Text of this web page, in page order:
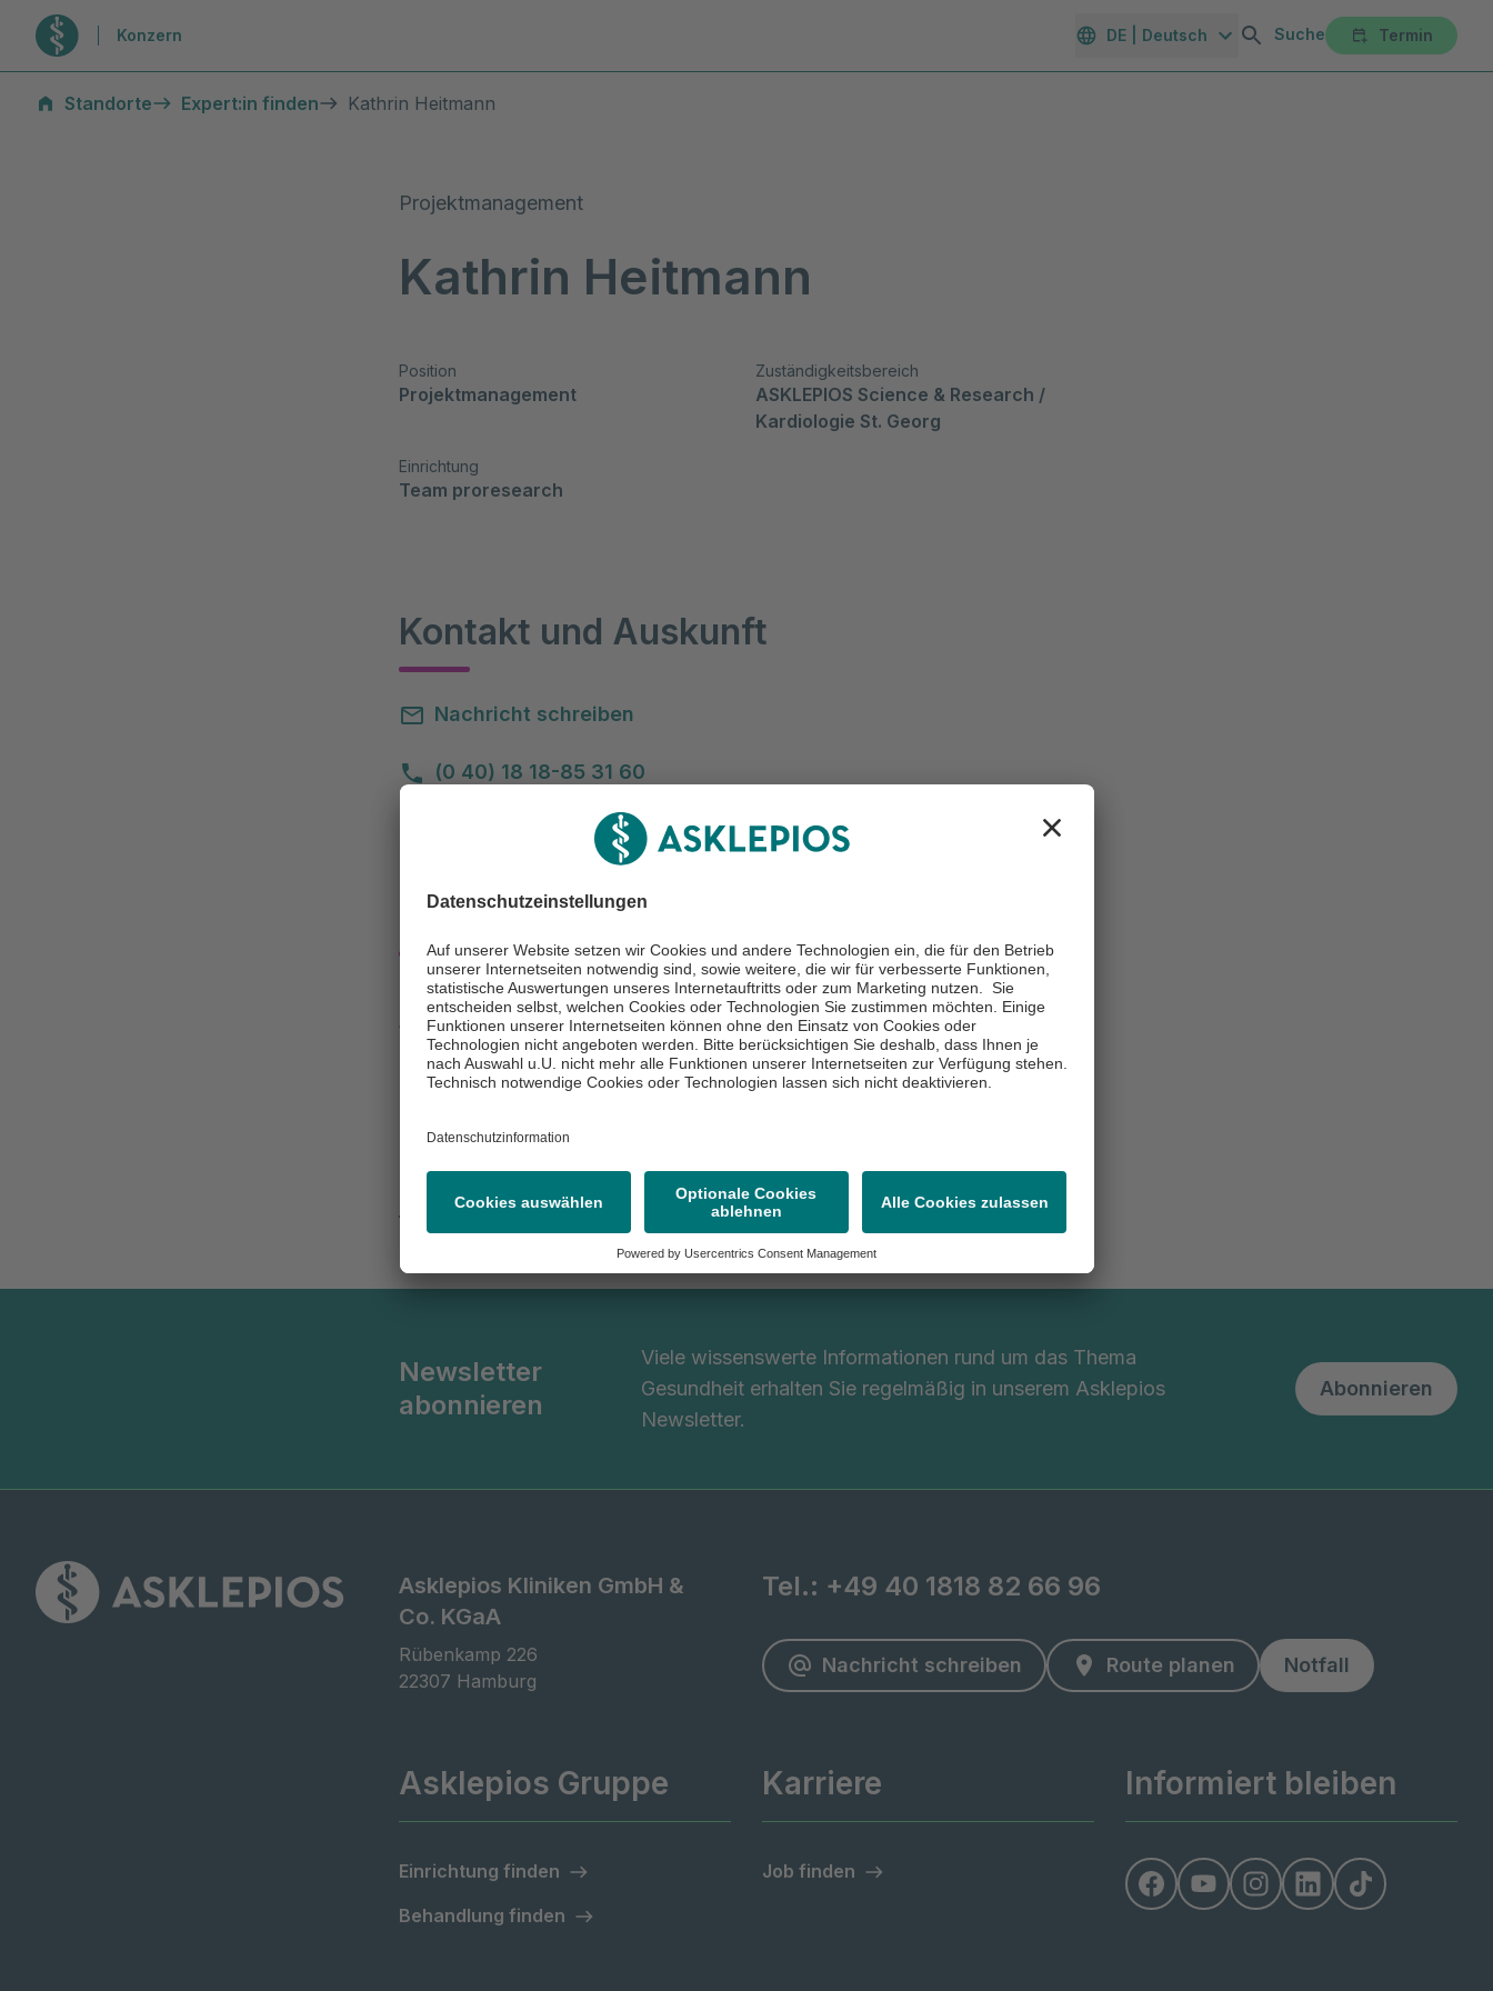
Zur Startseite
Konzern DE | Deutsch Suche Termin
Standorte
Expert:in finden Kathrin Heitmann
Projektmanagement
Kathrin Heitmann
Position
Projektmanagement
Zuständigkeitsbereich
ASKLEPIOS Science & Research /
Kardiologie St. Georg
Einrichtung
Team proresearch
Kontakt und Auskunft
Nachricht schreiben
(0 40) 18 18-85 31 60
Kliniken
ASKLEPIOS proresearch
Team proresearch
20099 Hamburg
Verwaltung , Wiss. Aktivitäten
ASKLEPIOS proresearch
Lohmühlenstraße 5
Zur Einrichtung
Newsletter
abonnieren
Viele wissenswerte Informationen rund um das Thema
Gesundheit erhalten Sie regelmäßig in unserem Asklepios
Newsletter.
Abonnieren
Asklepios Kliniken GmbH &
Co. KGaA
Rübenkamp 226
22307 Hamburg
Tel.: +49 40 1818 82 66 96
Nachricht schreiben Route planen Notfall
Asklepios Gruppe
Einrichtung finden
Behandlung finden
Karriere
Job finden
Informiert bleiben